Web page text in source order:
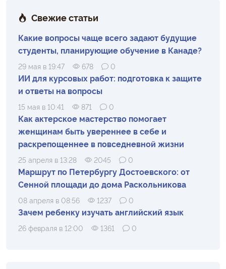
Свежие статьи
Какие вопросы чаще всего задают будущие
студенты, планирующие обучение в Канаде?
29 мая в 19:47 678 0
ИИ для курсовых работ: подготовка к защите
и ответы на вопросы
15 мая в 10:41 871 0
Как актерское мастерство помогает
женщинам быть увереннее в себе и
раскрепощеннее в повседневной жизни
25 апреля в 13:28 2045 0
Маршрут по Петербургу Достоевского: от
Сенной площади до дома Раскольникова
08 апреля в 08:56 1237 0
Зачем ребенку изучать английский язык
26 февраля в 12:00 1361 0